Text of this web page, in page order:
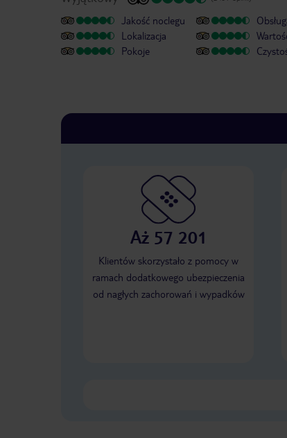
Jakość noclegu
Lokalizacja
Pokoje
Aż 57 201
Klientów skorzystało z pomocy w
ramach dodatkowego ubezpieczenia
od nagłych zachorowań i wypadków